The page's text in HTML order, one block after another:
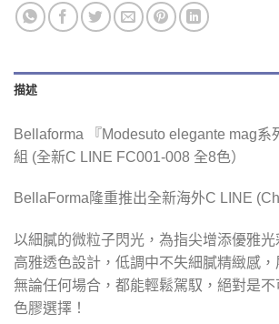
描述
Bellaforma 『Modesuto elegante mag系
組 (全新C LINE FC001-008 全8色）
BellaForma隆重推出全新海外C LINE
以細膩的微粒子閃光，為指尖增添優雅光
高雅透色設計，低調中不失細膩精緻感，
無論任何場合，都能輕鬆駕馭，絕對是
色膠選擇！